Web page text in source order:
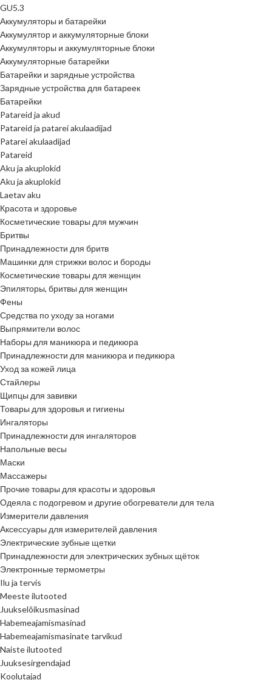
GU5.3
Аккумуляторы и батарейки
Аккумулятор и аккумуляторные блоки
Аккумуляторы и аккумуляторные блоки
Аккумуляторные батарейки
Батарейки и зарядные устройства
Зарядные устройства для батареек
Батарейки
Patareid ja akud
Patareid ja patarei akulaadijad
Patarei akulaadijad
Patareid
Aku ja akuplokid
Aku ja akuplokid
Laetav aku
Красота и здоровье
Косметические товары для мужчин
Бритвы
Принадлежности для бритв
Машинки для стрижки волос и бороды
Косметические товары для женщин
Эпиляторы, бритвы для женщин
Фены
Средства по уходу за ногами
Выпрямители волос
Наборы для маникюра и педикюра
Принадлежности для маникюра и педикюра
Уход за кожей лица
Стайлеры
Щипцы для завивки
Товары для здоровья и гигиены
Ингаляторы
Принадлежности для ингаляторов
Напольные весы
Маски
Массажеры
Прочие товары для красоты и здоровья
Одеяла с подогревом и другие обогреватели для тела
Измерители давления
Аксессуары для измерителей давления
Электрические зубные щетки
Принадлежности для электрических зубных щёток
Электронные термометры
Ilu ja tervis
Meeste ilutooted
Juukselõikusmasinad
Habemeajamismasinad
Habemeajamismasinate tarvikud
Naiste ilutooted
Juuksesirgendajad
Koolutajad